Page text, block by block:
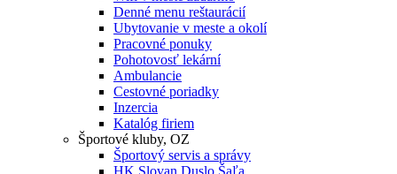
Denné menu reštaurácií
Ubytovanie v meste a okolí
Pracovné ponuky
Pohotovosť lekární
Ambulancie
Cestovné poriadky
Inzercia
Katalóg firiem
Športové kluby, OZ
Športový servis a správy
HK Slovan Duslo Šaľa